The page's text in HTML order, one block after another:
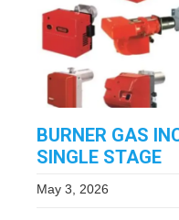
BURNER GAS
SINGLE STAGE
May 3, 2026